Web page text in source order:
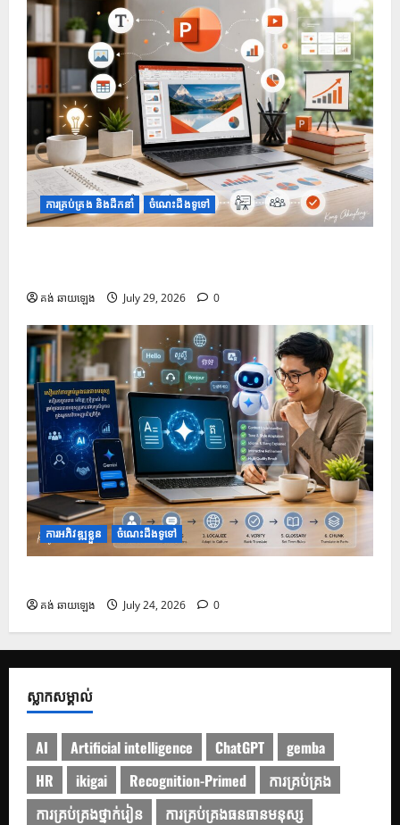
ការគ្រប់គ្រង និងដឹកនាំ ចំណេះដឹងទូទៅ
គង់ ឆាយឡេង July 29, 2026 0
ការអភិវឌ្ឍខ្លួន ចំណេះដឹងទូទៅ
គង់ ឆាយឡេង July 24, 2026 0
ស្លាកសម្គាល់
AI Artificial intelligence ChatGPT
gemba
HR
ikigai Recognition-Primed
ការគ្រប់គ្រង
ការគ្រប់គ្រងថ្នាក់រៀន
ការគ្រប់គ្រងធនធានមនុស្ស